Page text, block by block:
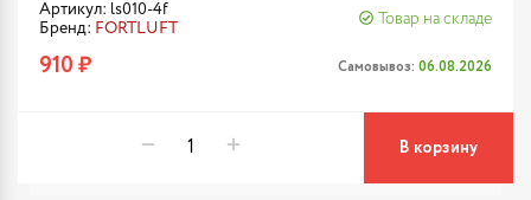
Артикул: ls010-4f
Бренд: FORTLUFT
Товар на складе
910 ₽ Самовывоз: 06.08.2026
В корзину